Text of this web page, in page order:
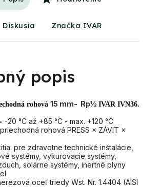
Diskusia Značka IVAR
popis
rohová 15 mm- Rp½ IVAR IVN36.
-20 °C až +85 °C - max. +120 °C
rohová PRESS × ZÁVIT ×
pre zdravotne technické inštalácie,
systémy, vykurovacie systémy,
solárne systémy, inertné plyny
oceľ triedy Wst. Nr. 1.4404 (AISI